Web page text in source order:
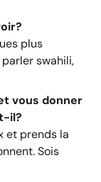
plus
swahili,
vous donner
il?
et prends la
Sois